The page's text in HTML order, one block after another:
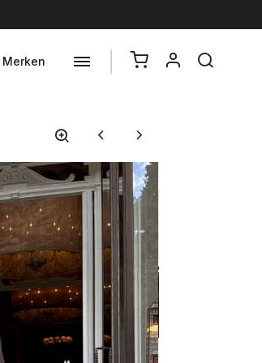
Merken